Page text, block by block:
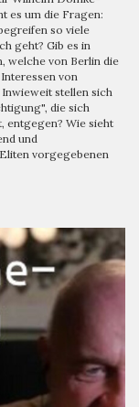
es um die Fragen:
so viele
geht? Gib es in
welche von Berlin die
von
stellen sich
die sich
entgegen? Wie sieht
und
vorgegebenen